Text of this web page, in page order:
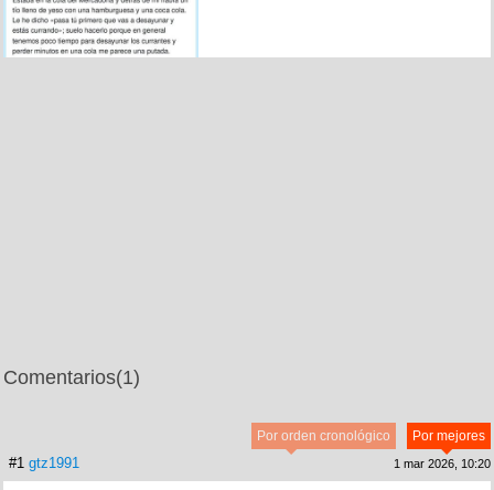
Comentarios(1)
Por mejores
Por orden cronológico
#1 gtz1991 1 mar 2026, 10:20